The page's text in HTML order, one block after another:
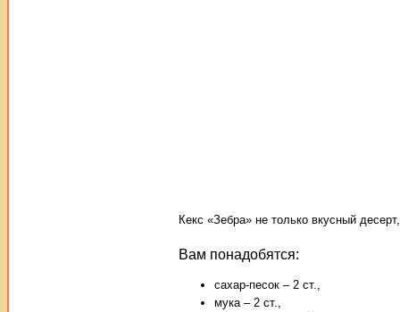
Кекс «Зебра» не только вкусный
Вам понадобятся:
сахар-песок – 2 ст.,
мука – 2 ст.,